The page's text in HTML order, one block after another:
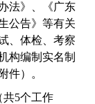
法》、《广东
公告》等有关
、体检、考察
构编制实名制
件）。
5个工作